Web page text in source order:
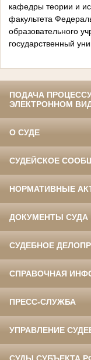
кафедры теории и
факультета
образовательного
государственный
ПОДАЧА
ЭЛЕКТРОННОМ
О СУДЕ
СУДЕЙСКОЕ
НОРМАТИВНЫЕ
ДОКУМЕНТЫ СУДА
СУДЕБНОЕ
СПРАВОЧНАЯ
ПРЕСС-СЛУЖБА
УПРАВЛЕНИЕ